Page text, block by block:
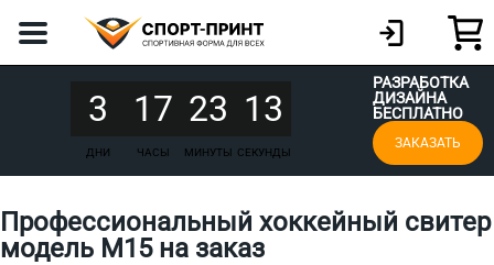
3
ДНИ
17
ЧАСЫ
23
МИНУТЫ
13
СЕКУНДЫ
РАЗРАБОТКА
ДИЗАЙНА
БЕСПЛАТНО
ЗАКАЗАТЬ
Профессиональный хоккейный свитер
модель М15 на заказ